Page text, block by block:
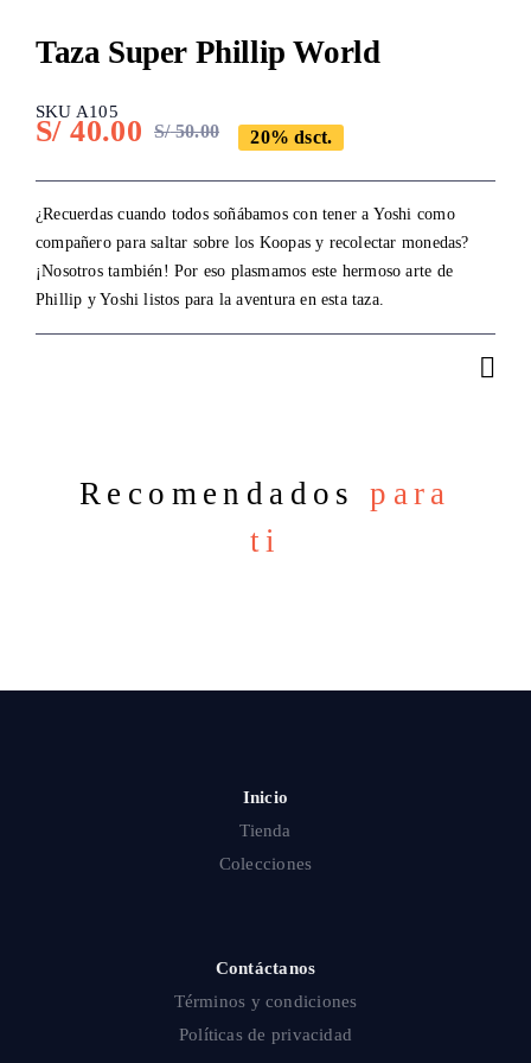
Taza Super Phillip World
SKU A105
S/50.00Original
price
was:
S/ 50.00.
S/40.00
Current
price
is:
S/ 40.00.
20% dsct.
¿Recuerdas cuando todos soñábamos con tener a Yoshi como
compañero para saltar sobre los Koopas y recolectar monedas?
¡Nosotros también! Por eso plasmamos este hermoso arte de
Phillip y Yoshi listos para la aventura en esta taza.
Recomendadospara
ti
Inicio
Tienda
Colecciones
Contáctanos
Términos y condiciones
Políticas de privacidad